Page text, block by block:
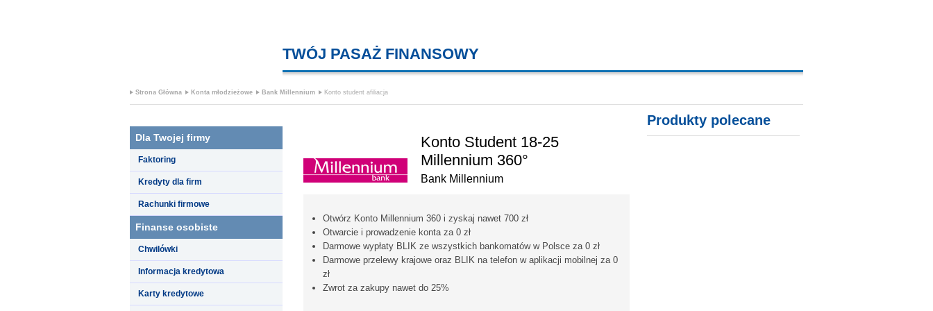
TWÓJ PASAŻ FINANSOWY
Strona Główna Konta młodzieżowe Bank Millennium Konto student afiliacja
Dla Twojej firmy
Faktoring
Kredyty dla firm
Rachunki firmowe
Finanse osobiste
Chwilówki
Informacja kredytowa
Karty kredytowe
Konto Student 18-25
Millennium 360°
Bank Millennium
Otwórz Konto Millennium 360 i zyskaj nawet 700 zł
Otwarcie i prowadzenie konta za 0 zł
Darmowe wypłaty BLIK ze wszystkich bankomatów w Polsce za 0 zł
Darmowe przelewy krajowe oraz BLIK na telefon w aplikacji mobilnej za 0
zł
Zwrot za zakupy nawet do 25%
Produkty polecane